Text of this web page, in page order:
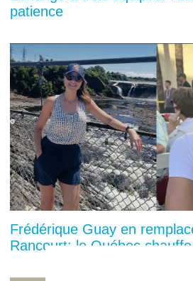
patience
Frédérique Guay en
Rancourt: le Québec